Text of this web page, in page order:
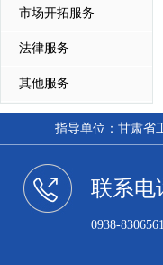
市场开拓服务
法律服务
其他服务
指导单位：甘肃省
联系电
0938-8306561